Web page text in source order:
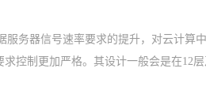
服务器信号速率要求的提升，对云计算
控制更加严格。其设计一般会是在12